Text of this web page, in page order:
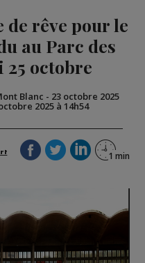
de rêve pour le
au Parc des
25 octobre
Blanc - 23 octobre 2025
2025 à 14h54